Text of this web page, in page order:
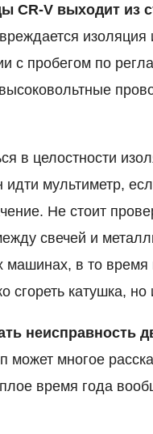
CR-V выходит из
с пробегом по
в целостности
мультиметр,
Не стоит
свечей и
в то время
сгореть катушка,
неисправность
может многое
время года